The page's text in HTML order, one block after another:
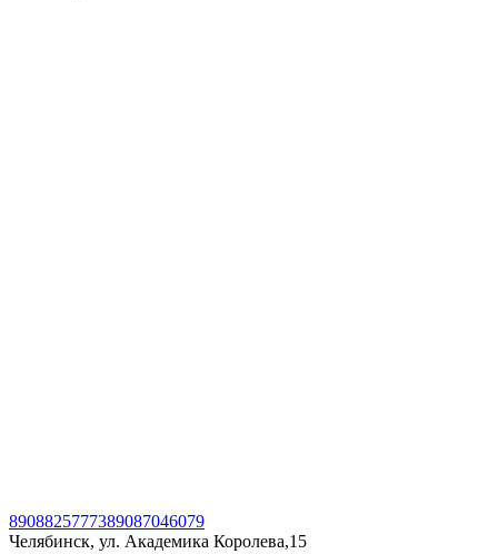
8908825777389087046079
Челябинск, ул. Академика Королева,15